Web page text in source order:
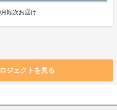
順次お届け
ジェクトを見る